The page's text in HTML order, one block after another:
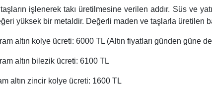
işlenerek takı üretilmesine verilen addır. Süs ve
yüksek bir metaldir. Değerli maden ve taşlarla üretilen
altın kolye ücreti: 6000 TL (Altın fiyatları günden güne
altın bilezik ücreti: 6100 TL
altın zincir kolye ücreti: 1600 TL